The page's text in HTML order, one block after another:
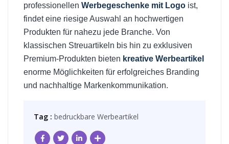
professionellen Werbegeschenke mit Logo ist,
findet eine riesige Auswahl an hochwertigen
Produkten für nahezu jede Branche. Von
klassischen Streuartikeln bis hin zu exklusiven
Premium-Produkten bieten kreative Werbeartikel
enorme Möglichkeiten für erfolgreiches Branding
und nachhaltige Markenkommunikation.
Tag : bedruckbare Werbeartikel